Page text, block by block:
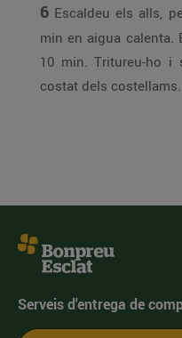
6 Escaldeu els alls,
min en aigua
10 min. Tritureu-ho i
costat dels costellams.
Serveis d'entrega de